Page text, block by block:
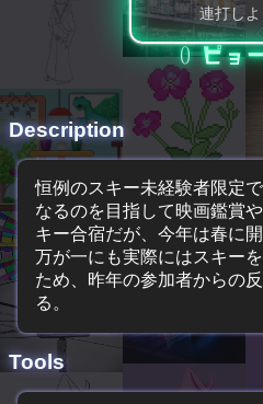
連打し
0ピョ
Description
恒例のスキー未経験者限定
なるのを目指して映画鑑賞
キー合宿だが、今年は春に
万が一にも実際にはスキー
ため、昨年の参加者からの
る。
Tools